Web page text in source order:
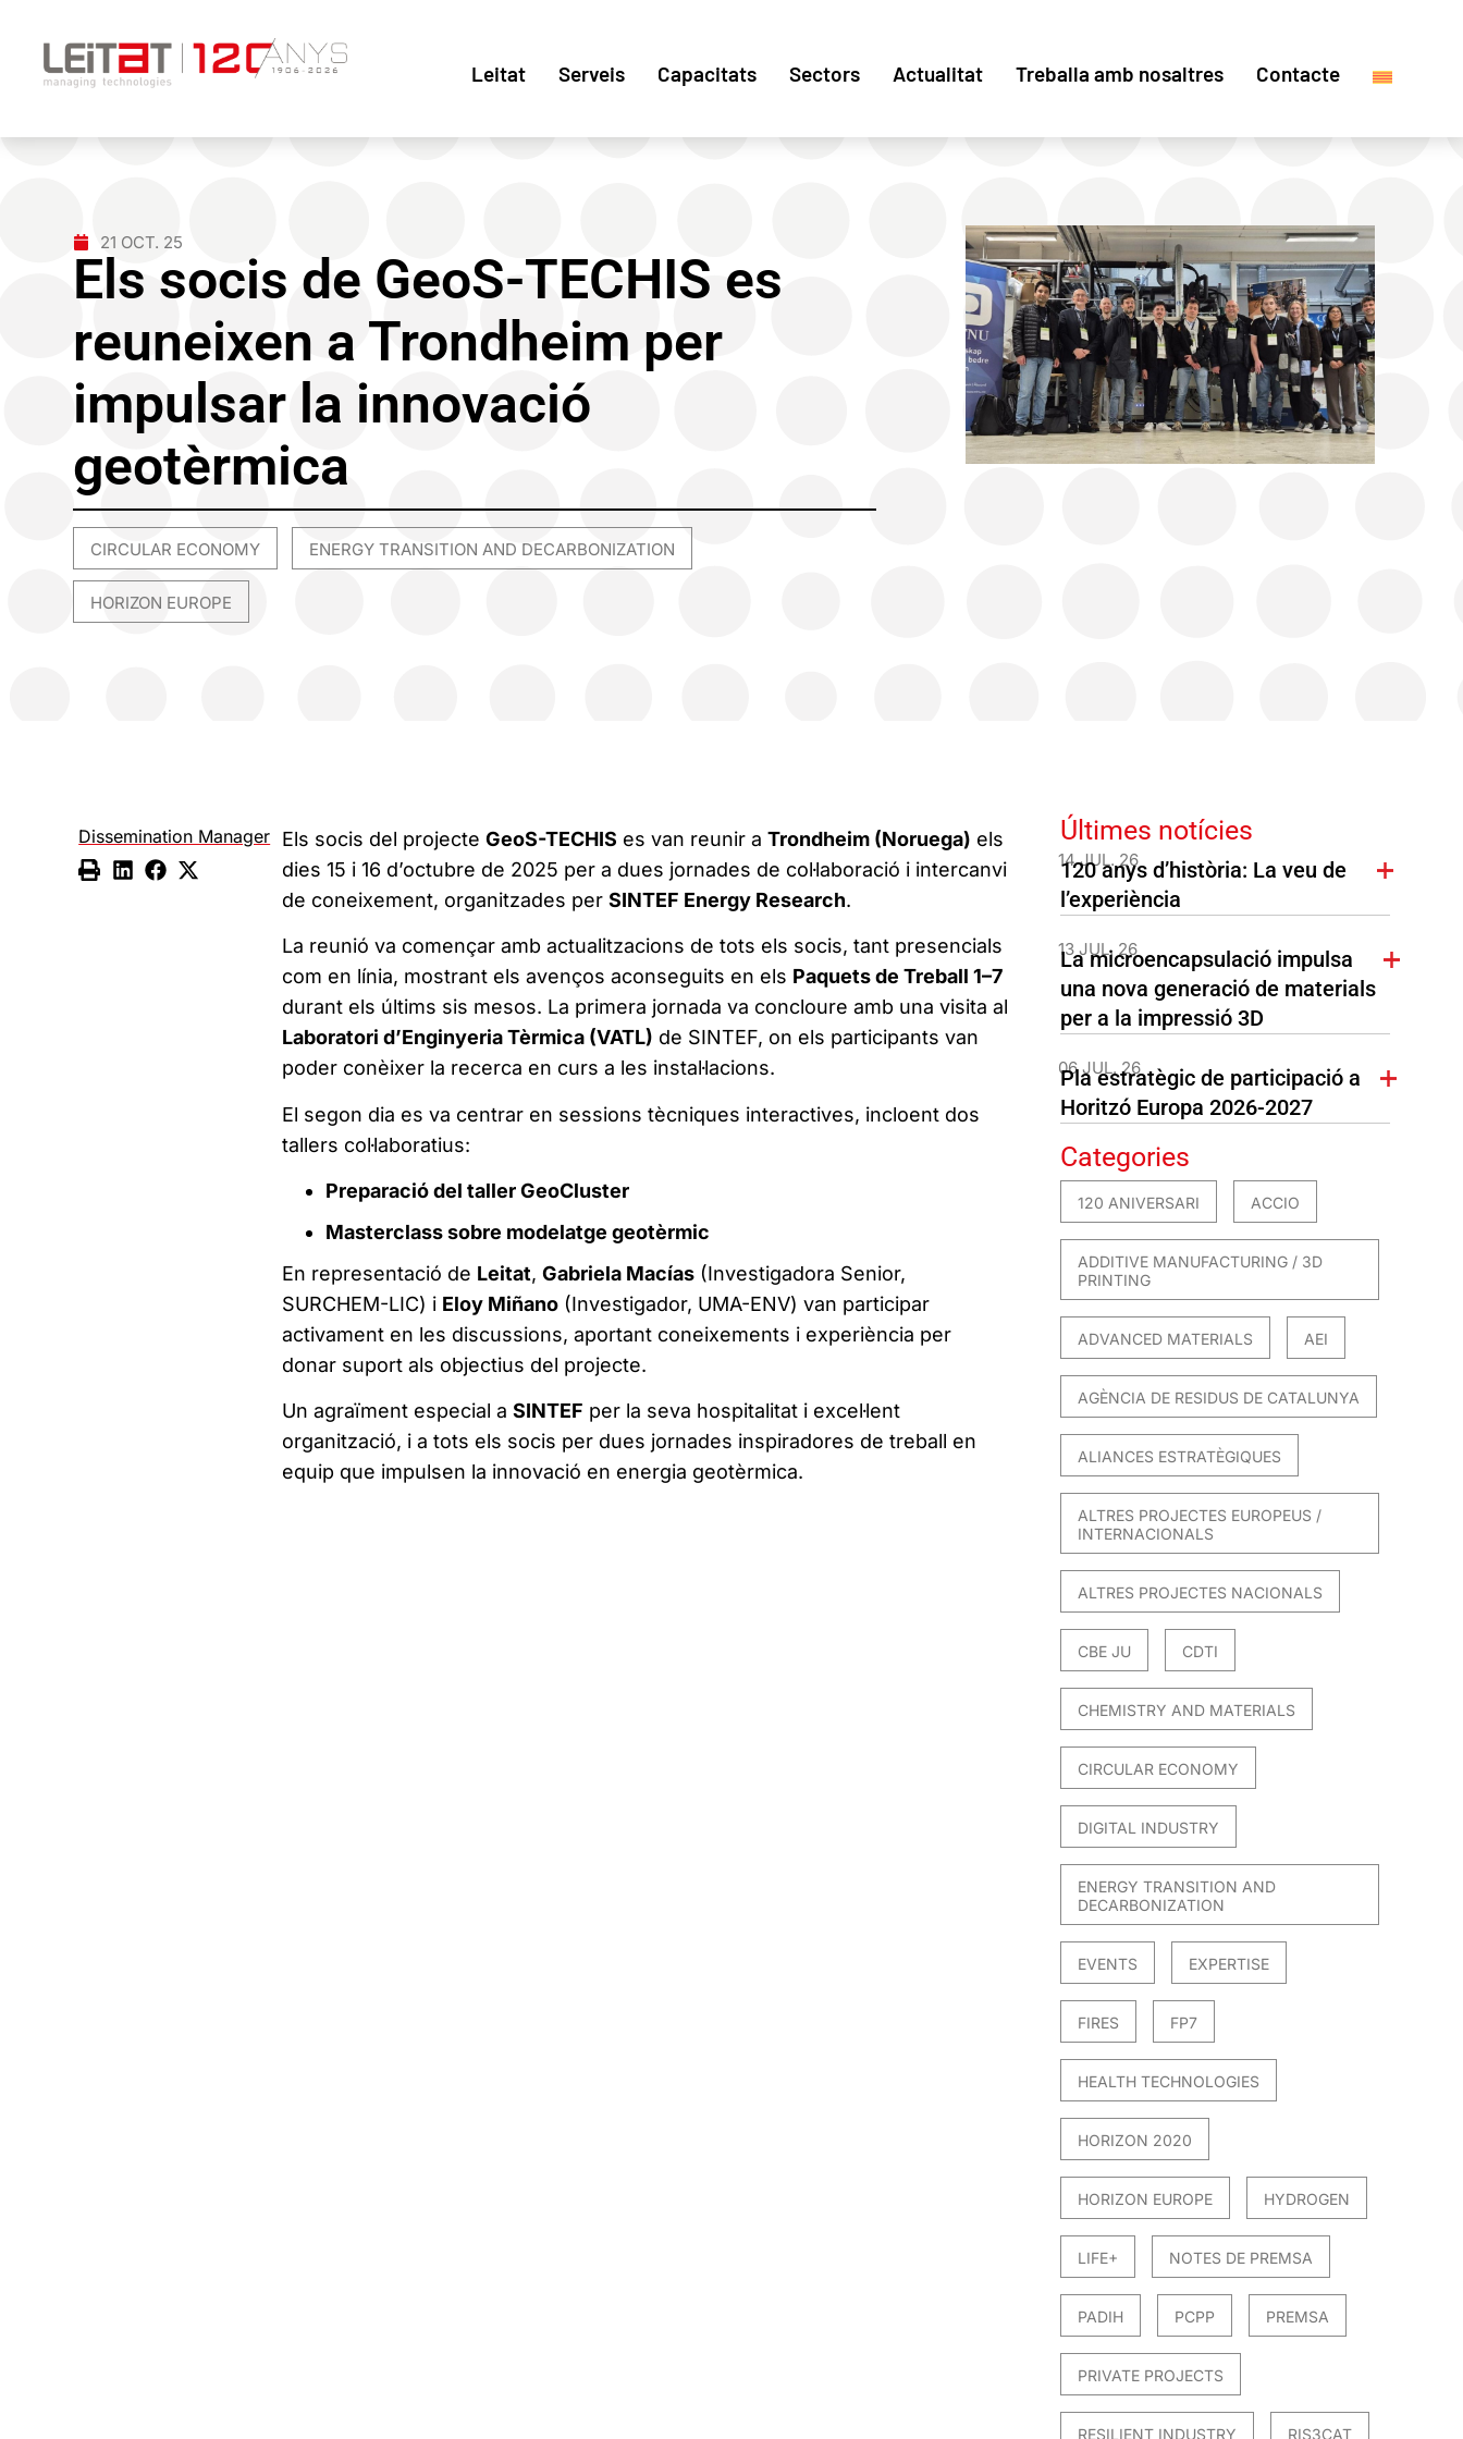
Leitat Serveis Capacitats Sectors Actualitat Treballa amb nosaltres Contacte
21 OCT. 25
Els socis de GeoS-TECHIS es
reuneixen a Trondheim per
impulsar la innovació
geotèrmica
CIRCULAR ECONOMY ENERGY TRANSITION AND DECARBONIZATION
HORIZON EUROPE
Dissemination Manager Els socis del projecte GeoS-TECHIS es van reunir a Trondheim (Noruega) els
dies 15 i 16 d’octubre de 2025 per a dues jornades de col·laboració i intercanvi
de coneixement, organitzades per SINTEF Energy Research.
La reunió va començar amb actualitzacions de tots els socis, tant presencials
com en línia, mostrant els avenços aconseguits en els Paquets de Treball 1–7
durant els últims sis mesos. La primera jornada va concloure amb una visita al
Laboratori d’Enginyeria Tèrmica (VATL) de SINTEF, on els participants van
poder conèixer la recerca en curs a les instal·lacions.
El segon dia es va centrar en sessions tècniques interactives, incloent dos
tallers col·laboratius:
Preparació del taller GeoCluster
Masterclass sobre modelatge geotèrmic
En representació de Leitat, Gabriela Macías(Investigadora Senior,
SURCHEM-LIC) i Eloy Miñano(Investigador, UMA-ENV) van participar
activament en les discussions, aportant coneixements i experiència per
donar suport als objectius del projecte.
Un agraïment especial a SINTEF per la seva hospitalitat i excel·lent
organització, i a tots els socis per dues jornades inspiradores de treball en
equip que impulsen la innovació en energia geotèrmica.
Últimes notícies
14 JUL. 26
120 anys d’història: La veu de
l’experiència
13 JUL. 26
La microencapsulació impulsa
una nova generació de materials
per a la impressió 3D
06 JUL. 26
Pla estratègic de participació a
Horitzó Europa 2026-2027
Categories
120 ANIVERSARI ACCIO
ADDITIVE MANUFACTURING / 3D
PRINTING
ADVANCED MATERIALS AEI
AGÈNCIA DE RESIDUS DE CATALUNYA
ALIANCES ESTRATÈGIQUES
ALTRES PROJECTES EUROPEUS /
INTERNACIONALS
ALTRES PROJECTES NACIONALS
CBE JU CDTI
CHEMISTRY AND MATERIALS
CIRCULAR ECONOMY
DIGITAL INDUSTRY
ENERGY TRANSITION AND
DECARBONIZATION
EVENTS EXPERTISE
FIRES FP7
HEALTH TECHNOLOGIES
HORIZON 2020
HORIZON EUROPE HYDROGEN
LIFE+ NOTES DE PREMSA
PADIH PCPP PREMSA
PRIVATE PROJECTS
RESILIENT INDUSTRY RIS3CAT